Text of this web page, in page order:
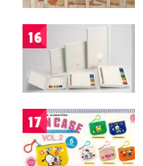
16
17